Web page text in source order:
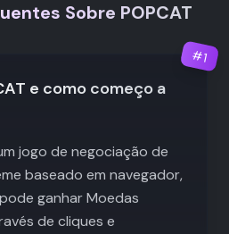
Sobre POPCAT
#1
e como começo a
jogo de negociação de
baseado em navegador,
ganhar Moedas
de cliques e